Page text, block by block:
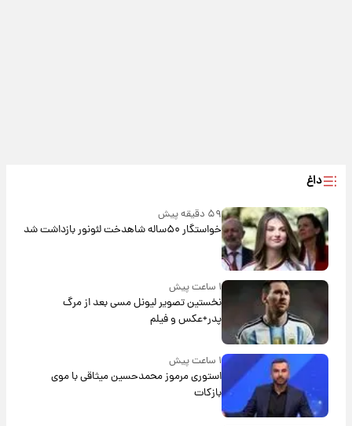
داغ
۵۹ دقیقه پیش
خواستگار ۵۰ساله شاهدخت لئونور بازداشت شد
۱ ساعت پیش
نخستین تصویر لیونل مسی بعد از مرگ
پدر+عکس و فیلم
۱ ساعت پیش
استوری مرموز محمدحسین میثاقی با موی
بازکات